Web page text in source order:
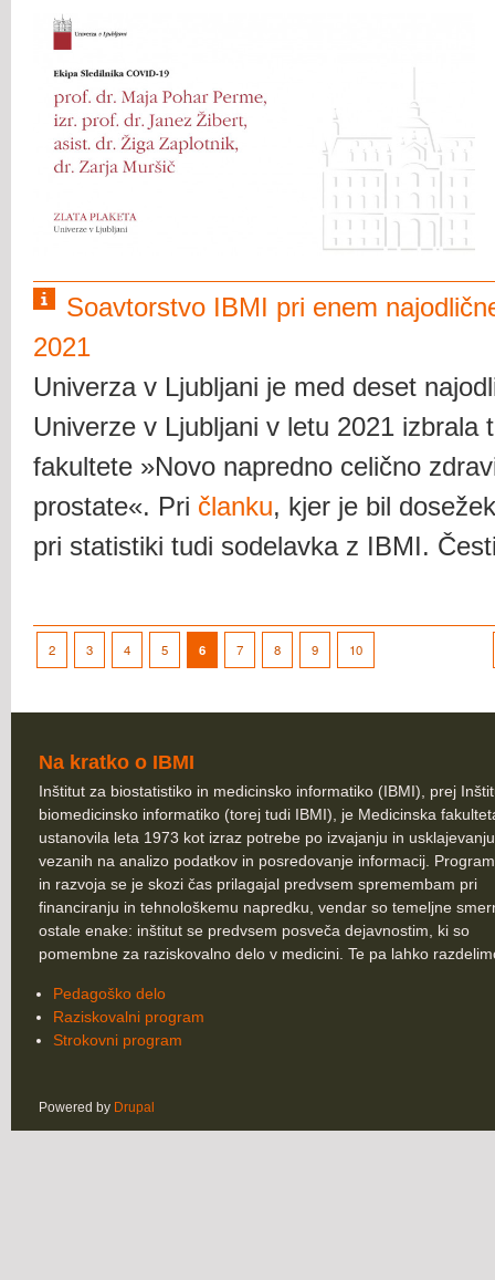
Soavtorstvo IBMI pri enem
2021
Univerza v Ljubljani je med deset
Univerze v Ljubljani v letu 2021 izbrala
fakultete »Novo napredno celično
prostate«. Pri članku, kjer je bil
pri statistiki tudi sodelavka z IBMI.
2 3 4 5 6 7 8 9 10
Na kratko o IBMI
Inštitut za biostatistiko in medicinsko informatiko (IBMI), prej
biomedicinsko informatiko (torej tudi IBMI), je Medicinska
ustanovila leta 1973 kot izraz potrebe po izvajanju in
vezanih na analizo podatkov in posredovanje informacij.
in razvoja se je skozi čas prilagajal predvsem spremembam pri
financiranju in tehnološkemu napredku, vendar so temeljne
ostale enake: inštitut se predvsem posveča dejavnostim, ki so
pomembne za raziskovalno delo v medicini. Te pa lahko
Pedagoško delo
Raziskovalni program
Strokovni program
Powered by Drupal